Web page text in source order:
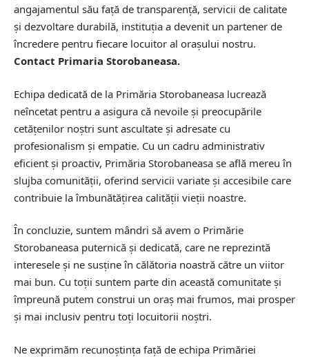
angajamentul său față de transparență, servicii de calitate
și dezvoltare durabilă, instituția a devenit un partener de
încredere pentru fiecare locuitor al orașului nostru.
Contact Primaria Storobaneasa.
Echipa dedicată de la Primăria Storobaneasa lucrează
neîncetat pentru a asigura că nevoile și preocupările
cetățenilor noștri sunt ascultate și adresate cu
profesionalism și empatie. Cu un cadru administrativ
eficient și proactiv, Primăria Storobaneasa se află mereu în
slujba comunității, oferind servicii variate și accesibile care
contribuie la îmbunătățirea calității vieții noastre.
În concluzie, suntem mândri să avem o Primărie
Storobaneasa puternică și dedicată, care ne reprezintă
interesele și ne susține în călătoria noastră către un viitor
mai bun. Cu toții suntem parte din această comunitate și
împreună putem construi un oraș mai frumos, mai prosper
și mai inclusiv pentru toți locuitorii noștri.
Ne exprimăm recunoștința față de echipa Primăriei